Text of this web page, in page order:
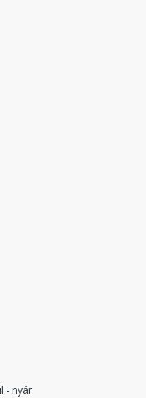
- nyár